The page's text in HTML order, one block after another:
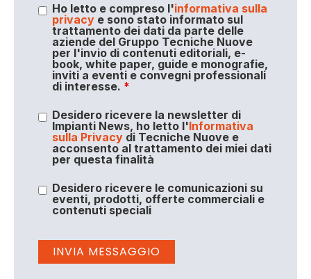
Ho letto e compreso l'informativa sulla
privacye sono stato informato sul
trattamento dei dati da parte delle
aziende del Gruppo Tecniche Nuove
per l'invio di contenuti editoriali, e-
book, white paper, guide e monografie,
inviti a eventi e convegni professionali
di interesse. *
Desidero ricevere la newsletter di
Impianti News, ho letto l'Informativa
sulla Privacydi Tecniche Nuove e
acconsento al trattamento dei miei dati
per questa finalità
Desidero ricevere le comunicazioni su
eventi, prodotti, offerte commerciali e
contenuti speciali